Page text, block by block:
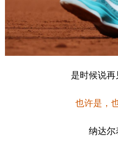
是时候说再
也许是，
纳达尔